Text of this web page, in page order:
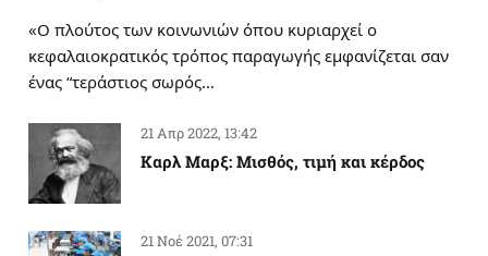
«Ο πλούτος των κοινωνιών όπου κυριαρχεί ο
κεφαλαιοκρατικός τρόπος παραγωγής εμφανίζεται σαν
ένας “τεράστιος σωρός…
21 Απρ 2022, 13:42
Καρλ Μαρξ: Μισθός, τιμή και κέρδος
21 Νοέ 2021, 07:31